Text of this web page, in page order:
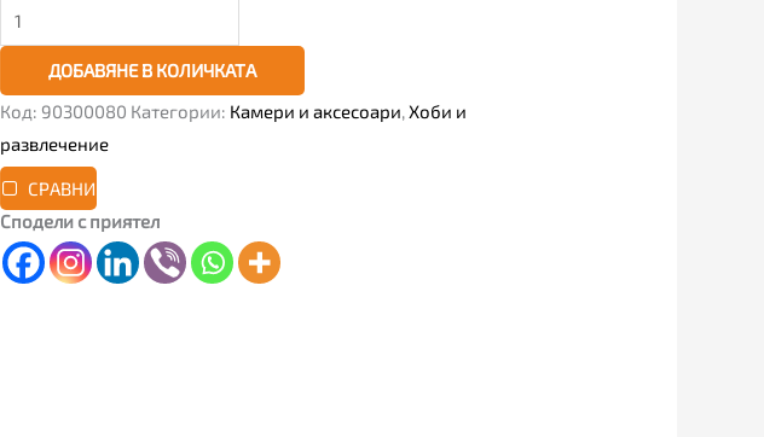
ДОБАВЯНЕ В КОЛИЧКАТА
Код: 90300080 Категории: Камери и аксесоари,Хоби и
развлечение
СРАВНИ
Сподели с приятел